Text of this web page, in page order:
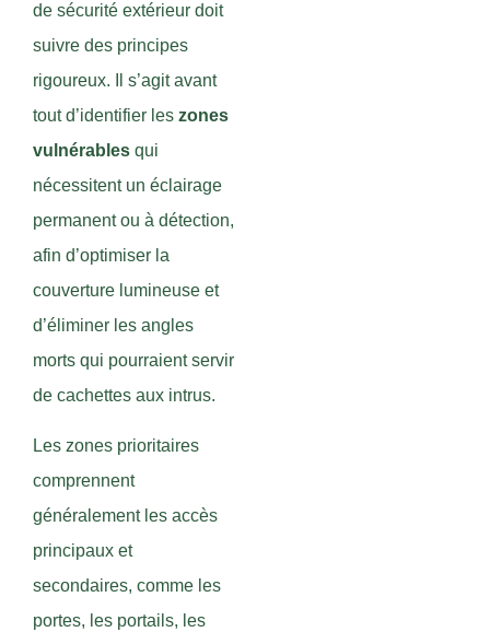
de sécurité extérieur doit
suivre des principes
rigoureux. Il s’agit avant
tout d’identifier les zones
vulnérables qui
nécessitent un éclairage
permanent ou à détection,
afin d’optimiser la
couverture lumineuse et
d’éliminer les angles
morts qui pourraient servir
de cachettes aux intrus.
Les zones prioritaires
comprennent
généralement les accès
principaux et
secondaires, comme les
portes, les portails, les